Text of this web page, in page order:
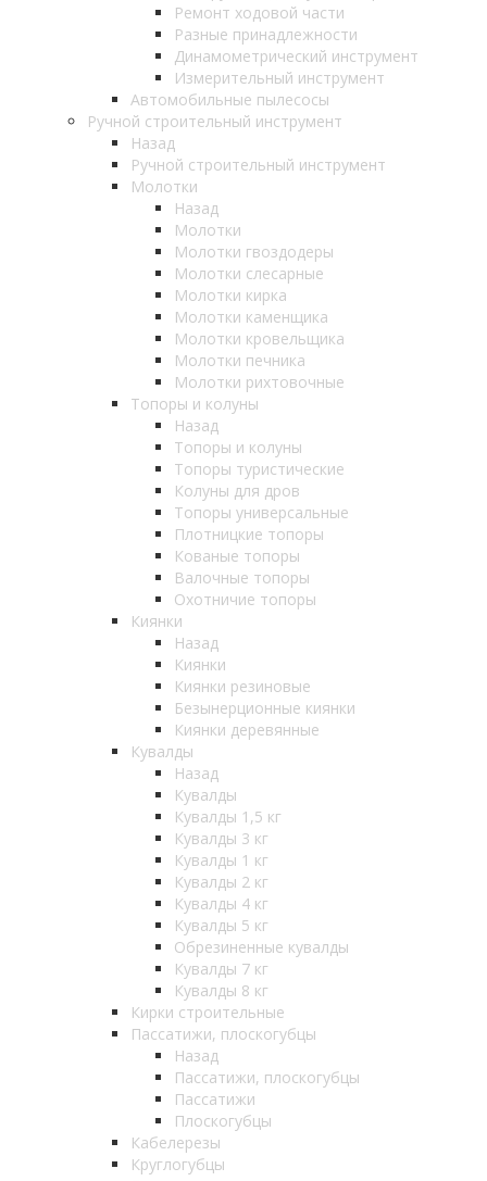
Ремонт ходовой части
Разные принадлежности
Динамометрический инструмент
Измерительный инструмент
Автомобильные пылесосы
Ручной строительный инструмент
Назад
Ручной строительный инструмент
Молотки
Назад
Молотки
Молотки гвоздодеры
Молотки слесарные
Молотки кирка
Молотки каменщика
Молотки кровельщика
Молотки печника
Молотки рихтовочные
Топоры и колуны
Назад
Топоры и колуны
Топоры туристические
Колуны для дров
Топоры универсальные
Плотницкие топоры
Кованые топоры
Валочные топоры
Охотничие топоры
Киянки
Назад
Киянки
Киянки резиновые
Безынерционные киянки
Киянки деревянные
Кувалды
Назад
Кувалды
Кувалды 1,5 кг
Кувалды 3 кг
Кувалды 1 кг
Кувалды 2 кг
Кувалды 4 кг
Кувалды 5 кг
Обрезиненные кувалды
Кувалды 7 кг
Кувалды 8 кг
Кирки строительные
Пассатижи, плоскогубцы
Назад
Пассатижи, плоскогубцы
Пассатижи
Плоскогубцы
Кабелерезы
Круглогубцы